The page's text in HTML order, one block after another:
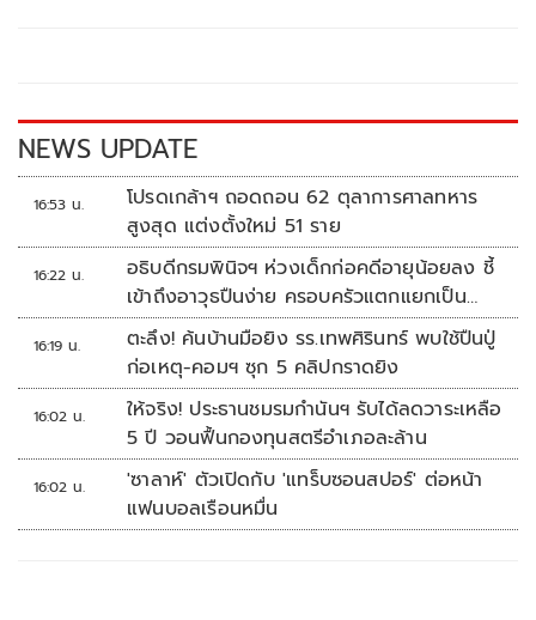
k k
NEWS UPDATE
16:53 น.
โปรดเกล้าฯ ถอดถอน 62 ตุลาการศาลทหาร
สูงสุด แต่งตั้งใหม่ 51 ราย
16:22 น.
อธิบดีกรมพินิจฯ ห่วงเด็กก่อคดีอายุน้อยลง ชี้
เข้าถึงอาวุธปืนง่าย ครอบครัวแตกแยกเป็น
ชนวนสำคัญ
16:19 น.
ตะลึง! ค้นบ้านมือยิง รร.เทพศิรินทร์ พบใช้ปืนปู่
ก่อเหตุ-คอมฯ ซุก 5 คลิปกราดยิง
16:02 น.
ให้จริง! ประธานชมรมกำนันฯ รับได้ลดวาระเหลือ
5 ปี วอนฟื้นกองทุนสตรีอำเภอละล้าน
16:02 น.
'ซาลาห์' ตัวเปิดกับ 'แทร็บซอนสปอร์' ต่อหน้า
แฟนบอลเรือนหมื่น